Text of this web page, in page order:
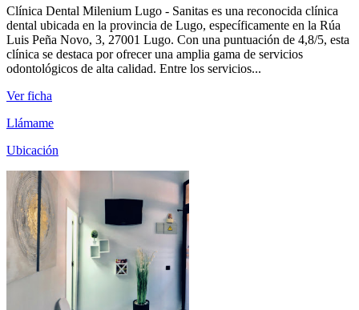
Clínica Dental Milenium Lugo - Sanitas es una reconocida clínica
dental ubicada en la provincia de Lugo, específicamente en la Rúa
Luis Peña Novo, 3, 27001 Lugo. Con una puntuación de 4,8/5, esta
clínica se destaca por ofrecer una amplia gama de servicios
odontológicos de alta calidad. Entre los servicios...
Ver ficha
Llámame
Ubicación